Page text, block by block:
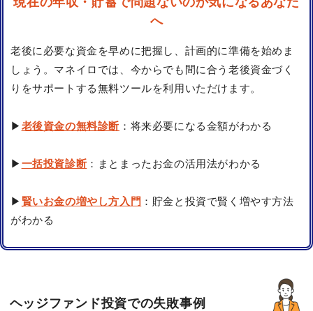
へ
老後に必要な資金を早めに把握し、計画的に準備を始めま
しょう。マネイロでは、今からでも間に合う老後資金づく
りをサポートする無料ツールを利用いただけます。
▶ 老後資金の無料診断 ：将来必要になる金額がわかる
▶ 一括投資診断：まとまったお金の活用法がわかる
▶ 賢いお金の増やし方入門 ：貯金と投資で賢く増やす方法
がわかる
ヘッジファンド投資での失敗事例